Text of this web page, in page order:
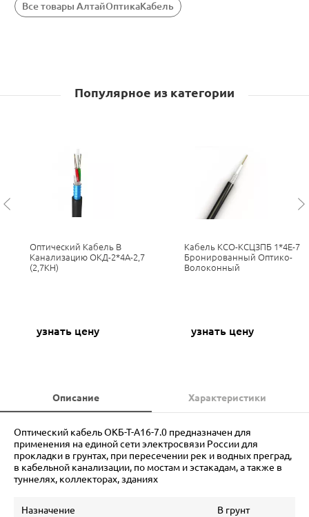
Все товары АлтайОптикаКабель
Популярное из категории
Оптический Кабель В
Канализацию ОКД-2*4А-2,7
(2,7КН)
узнать цену
Кабель КСО-КСЦЗПБ 1*4Е-7
Бронированный Оптико-
Волоконный
узнать цену
Описание Характеристики
Оптический кабель ОКБ-Т-А16-7.0 предназначен для
применения на единой сети электросвязи России для
прокладки в грунтах, при пересечении рек и водных преград,
в кабельной канализации, по мостам и эстакадам, а также в
туннелях, коллекторах, зданиях
Назначение В грунт